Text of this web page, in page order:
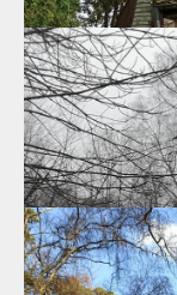
В прошлом году,
войны,было
июле 1920 года
войны жителям
06.10.2020
Вилла,
Идея
Георгенсвальде
банком в 1907
поселиться в